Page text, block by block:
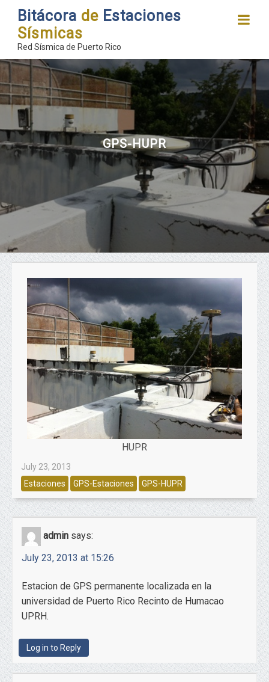
Bitácora de Estaciones
Sísmicas
Red Sísmica de Puerto Rico
GPS-HUPR
HUPR
July 23, 2013
Estaciones
GPS-Estaciones GPS-HUPR
admin says:
July 23, 2013 at 15:26
Estacion de GPS permanente localizada en la
universidad de Puerto Rico Recinto de Humacao
UPRH.
Log in to Reply